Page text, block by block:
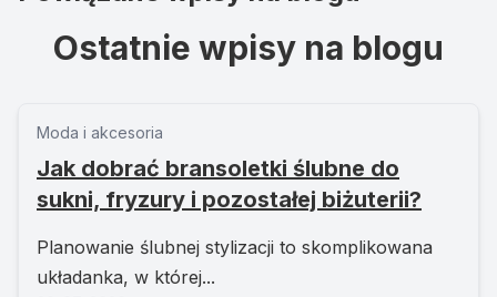
Ostatnie wpisy na blogu
Moda i akcesoria
Jak dobrać bransoletki ślubne do
sukni, fryzury i pozostałej biżuterii?
Planowanie ślubnej stylizacji to skomplikowana
układanka, w której...